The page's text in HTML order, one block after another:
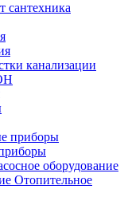
сантехника
канализации
оборудование
Отопительное